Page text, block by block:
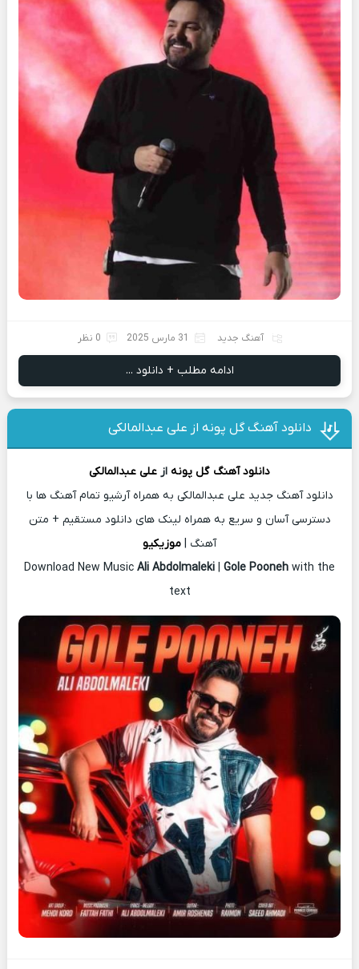
آهنگ جدید 31 مارس 2025 0 نظر
ادامه مطلب + دانلود ...
دانلود آهنگ گل پونه از علی عبدالمالکی
دانلود آهنگ گل پونه از علی عبدالمالکی
دانلود آهنگ جدید علی عبدالمالکی به همراه آرشیو تمام آهنگ ها با
دسترسی آسان و سریع به همراه لینک های دانلود مستقیم + متن
آهنگ | موزیکیو
Download New Music Ali Abdolmaleki | Gole Pooneh with the
text